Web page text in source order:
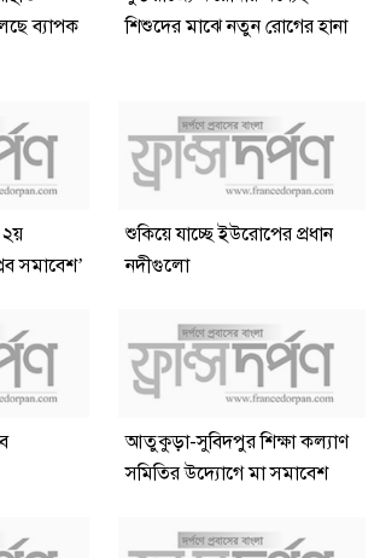
ব্যাপক
শিশুদের মাঝে নতুন রোগের হানা
সমাবেশ’
শুকিয়ে যাচ্ছে ইউরোপের প্রধান
নদীগুলো
আতুকুড়া-সুবিদপুর শিক্ষা কল্যাণ
সমিতির উদ্যোগে মা সমাবেশ